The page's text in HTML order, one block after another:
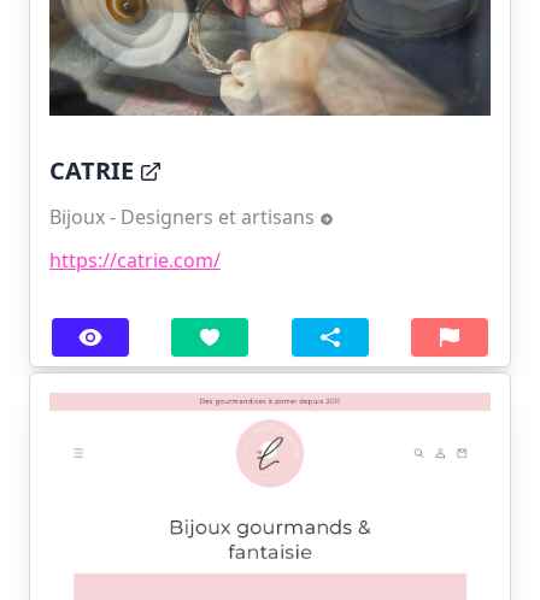
CATRIE
Bijoux - Designers et artisans
https://catrie.com/